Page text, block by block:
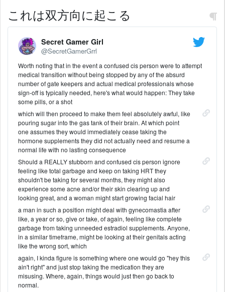
これは双方向に起こる
Secret Gamer Girl
@SecretGamerGrrl
Worth noting that in the event a confused cis person were to attempt
medical transition without being stopped by any of the absurd
number of gate keepers and actual medical professionals whose
sign-off is typically needed, here's what would happen: They take
some pills, or a shot
which will then proceed to make them feel absolutely awful, like
pouring sugar into the gas tank of their brain. At which point
one assumes they would immediately cease taking the
hormone supplements they did not actually need and resume a
normal life with no lasting consequence
Should a REALLY stubborn and confused cis person ignore
feeling like total garbage and keep on taking HRT they
shouldn't be taking for several months, they might also
experience some acne and/or their skin clearing up and
looking great, and a woman might start growing facial hair
a man in such a position might deal with gynecomastia after
like, a year or so, give or take, of again, feeling like complete
garbage from taking unneeded estradiol supplements. Anyone,
in a similar timeframe, might be looking at their genitals acting
like the wrong sort, which
again, I kinda figure is something where one would go "hey this
ain't right" and just stop taking the medication they are
misusing. Where, again, things would just then go back to
normal.